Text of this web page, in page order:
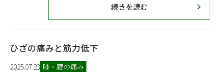
続きを読む
ひざの痛みと筋力低下
2025.07.23 膝・腰の痛み